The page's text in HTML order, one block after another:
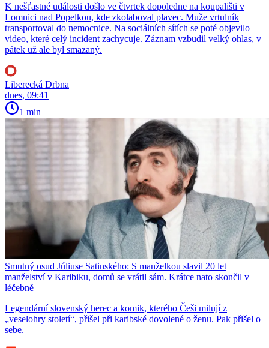
K nešťastné události došlo ve čtvrtek dopoledne na koupališti v
Lomnici nad Popelkou, kde zkolaboval plavec. Muže vrtulník
transportoval do nemocnice. Na sociálních sítích se poté objevilo
video, které celý incident zachycuje. Záznam vzbudil velký ohlas, v
pátek už ale byl smazaný.
Liberecká Drbna
dnes, 09:41
1 min
Smutný osud Júliuse Satinského: S manželkou slavil 20 let
manželství v Karibiku, domů se vrátil sám. Krátce nato skončil v
léčebně
Legendární slovenský herec a komik, kterého Češi milují z
„veselohry století“, přišel při karibské dovolené o ženu. Pak přišel o
sebe.